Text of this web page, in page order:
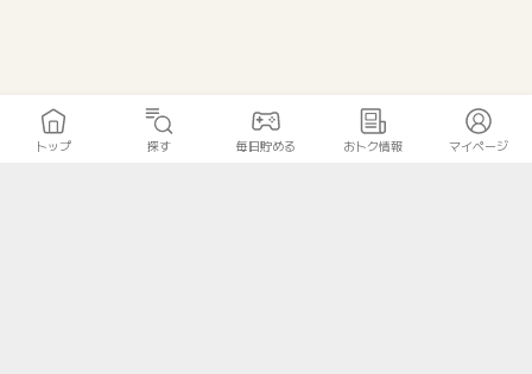
トップ 探す 毎日貯める おトク情報 マイページ